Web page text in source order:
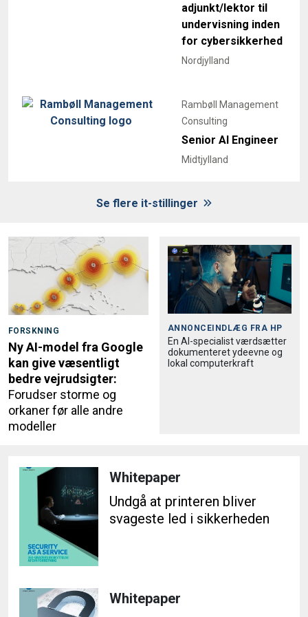
adjunkt/lektor til
undervisning inden
for cybersikkerhed
Nordjylland
Rambøll Management
Consulting
Senior AI Engineer
Midtjylland
Se flere it-stillinger
FORSKNING
Ny AI-model fra Google
kan give væsentligt
bedre vejrudsigter:
Forudser storme og
orkaner før alle andre
modeller
ANNONCEINDLÆG FRA HP
En AI-specialist værdsætter
dokumenteret ydeevne og
lokal computerkraft
Whitepaper
Undgå at printeren bliver
svageste led i sikkerheden
Whitepaper